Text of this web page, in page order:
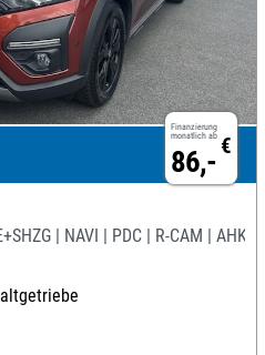
Finanzierung
monatlich ab €
86,-
| NAVI | PDC | R-CAM | AHK